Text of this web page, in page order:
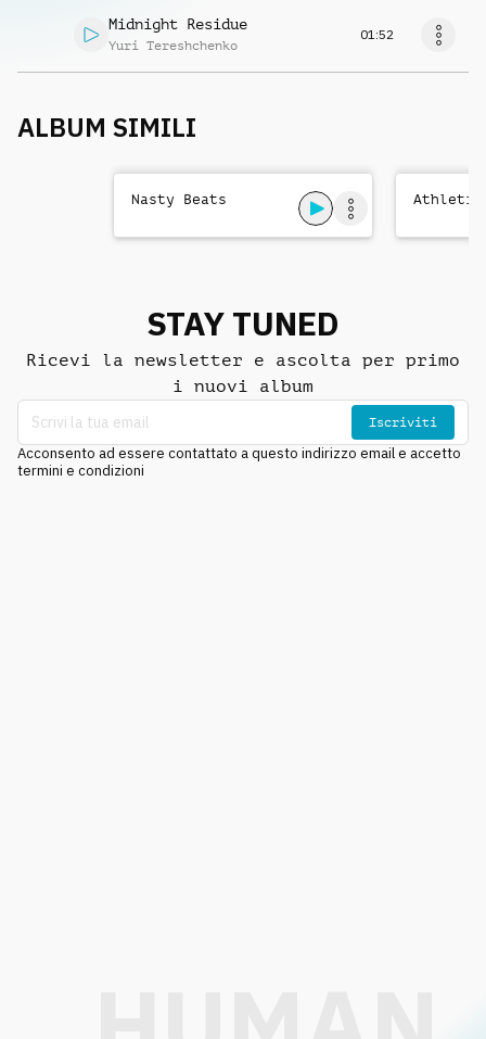
Midnight Residue
Yuri Tereshchenko
01:52
ALBUM SIMILI
Nasty Beats Athletic
STAY TUNED
Ricevi la newsletter e ascolta per primo
i nuovi album
Iscriviti
Acconsento ad essere contattato a questo indirizzo email e accetto
termini e condizioni